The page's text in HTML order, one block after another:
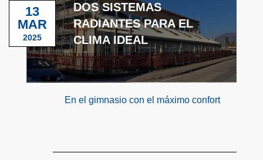
DOS SISTEMAS
RADIANTES PARA EL
CLIMA IDEAL
13
MAR
2025
En el gimnasio con el máximo confort